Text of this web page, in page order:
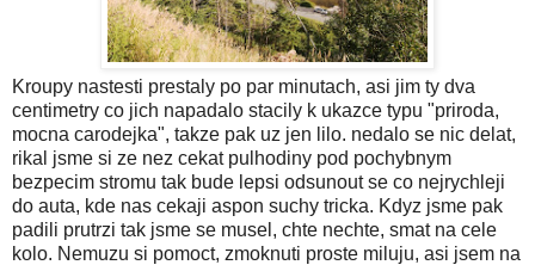
Kroupy nastesti prestaly po par minutach, asi jim ty dva
centimetry co jich napadalo stacily k ukazce typu "priroda,
mocna carodejka", takze pak uz jen lilo. nedalo se nic delat,
rikal jsme si ze nez cekat pulhodiny pod pochybnym
bezpecim stromu tak bude lepsi odsunout se co nejrychleji
do auta, kde nas cekaji aspon suchy tricka. Kdyz jsme pak
padili prutrzi tak jsme se musel, chte nechte, smat na cele
kolo. Nemuzu si pomoct, zmoknuti proste miluju, asi jsem na